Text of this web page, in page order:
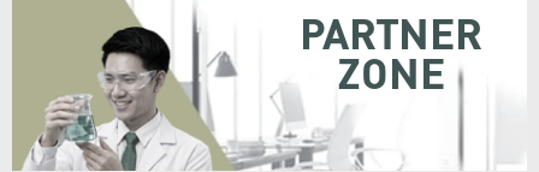
PARTNER
ZONE